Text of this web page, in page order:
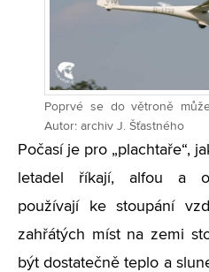
Poprvé se do větroně
Autor: archiv J. Šťastného
Počasí je pro „plachtaře“,
letadel říkají, alfou a
používají ke stoupání
zahřátých míst na zemi
být dostatečně teplo a